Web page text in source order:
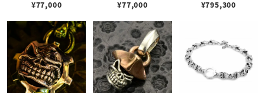
¥77,000 ¥77,000
ヴェ
¥795,300